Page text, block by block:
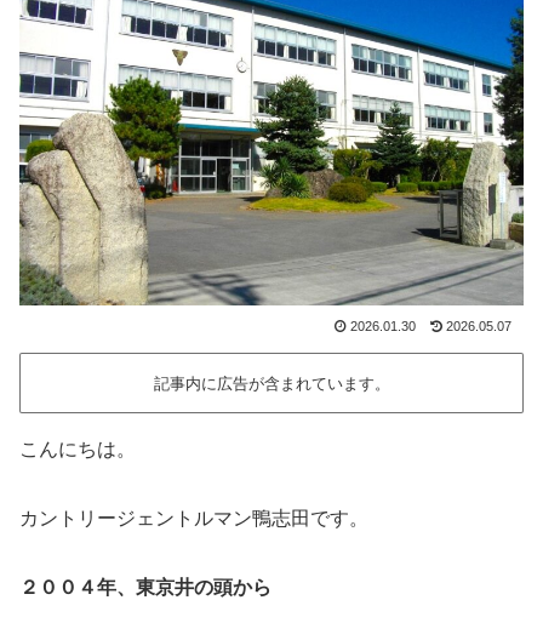
2026.01.30 2026.05.07
記事内に広告が含まれています。
こんにちは。
カントリージェントルマン鴨志田です。
２００４年、東京井の頭から